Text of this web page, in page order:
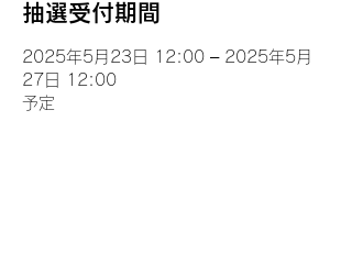
抽選受付期間
2025年5月23日 12:00 – 2025年5月
27日 12:00
予定